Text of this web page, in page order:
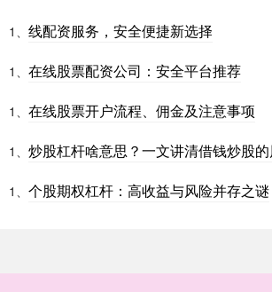
1、 线配资服务，安全便捷新选择
1、 在线股票配资公司：安全平台推荐
1、 在线股票开户流程、佣金及注意事项
1、 炒股杠杆啥意思？一文讲清借钱炒股
1、 个股期权杠杆：高收益与风险并存之谜